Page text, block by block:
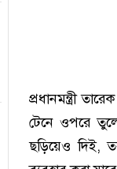
প্রধানমন্ত্রী
টেনে ওপরে
ছড়িয়েও দিই,